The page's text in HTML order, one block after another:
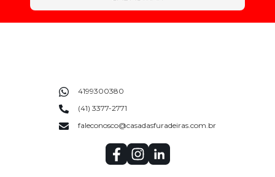
4199300380
(41) 3377-2771
faleconosco@casadasfuradeiras.com.br